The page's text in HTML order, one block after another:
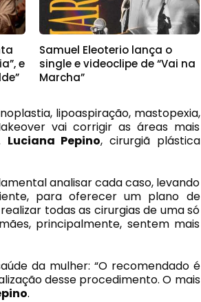
e
Samuel Eleoterio lança o
single e videoclipe de “Vai na
Marcha”
lipoaspiração, mastopexia,
vai corrigir as áreas mais
Luciana Pepino, cirurgiã plástica
analisar cada caso, levando
para oferecer um plano de
todas as cirurgias de uma só
principalmente, sentem mais
da mulher: “O recomendado é
desse procedimento. O mais
.